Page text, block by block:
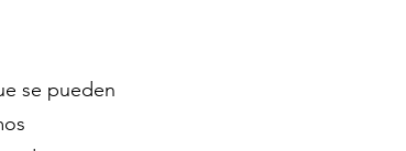
se pueden